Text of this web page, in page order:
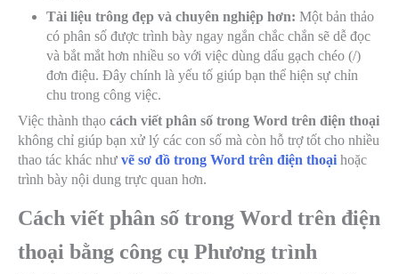
Tài liệu trông đẹp và chuyên nghiệp hơn: Một bản thảo
có phân số được trình bày ngay ngắn chắc chắn sẽ dễ đọc
và bắt mắt hơn nhiều so với việc dùng dấu gạch chéo (/)
đơn điệu. Đây chính là yếu tố giúp bạn thể hiện sự chỉn
chu trong công việc.
Việc thành thạo cách viết phân số trong Word trên điện thoại
không chỉ giúp bạn xử lý các con số mà còn hỗ trợ tốt cho nhiều
thao tác khác như vẽ sơ đồ trong Word trên điện thoại hoặc
trình bày nội dung trực quan hơn.
Cách viết phân số trong Word trên điện
thoại bằng công cụ Phương trình